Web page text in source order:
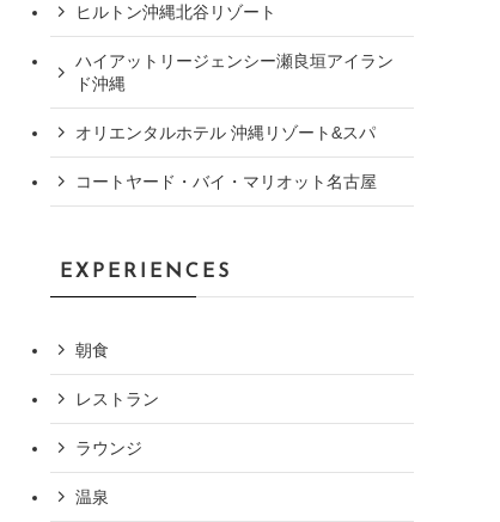
ヒルトン沖縄北谷リゾート
ハイアットリージェンシー瀬良垣アイラン
ド沖縄
オリエンタルホテル 沖縄リゾート&スパ
コートヤード・バイ・マリオット名古屋
EXPERIENCES
朝食
レストラン
ラウンジ
温泉